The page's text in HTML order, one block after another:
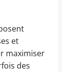
et
maximiser
des